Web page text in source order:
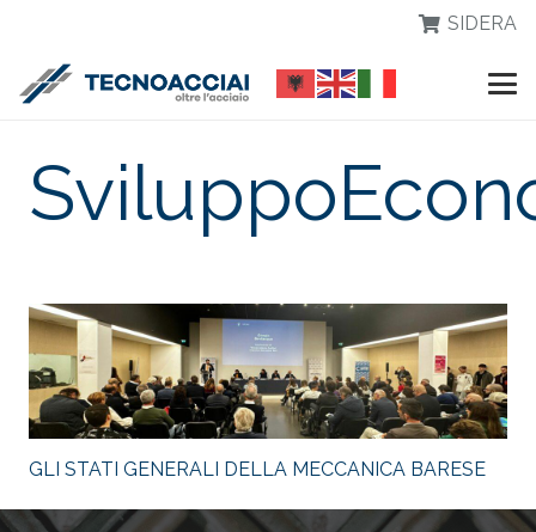
SIDERA
GLI STATI GENERALI DELLA MECCANICA BARESE